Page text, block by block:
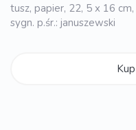
tusz, papier, 22, 5 x 16 cm,
sygn. p.śr.: januszewski